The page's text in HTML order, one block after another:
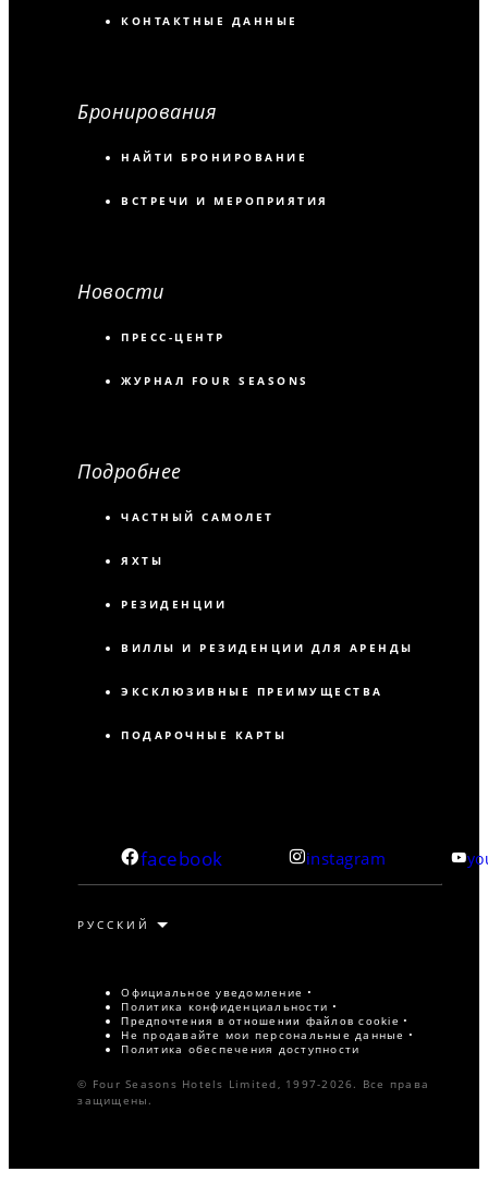
КОНТАКТНЫЕ ДАННЫЕ
Бронирования
НАЙТИ БРОНИРОВАНИЕ
ВСТРЕЧИ И МЕРОПРИЯТИЯ
Новости
ПРЕСС-ЦЕНТР
ЖУРНАЛ FOUR SEASONS
Подробнее
ЧАСТНЫЙ САМОЛЕТ
ЯХТЫ
РЕЗИДЕНЦИИ
ВИЛЛЫ И РЕЗИДЕНЦИИ ДЛЯ АРЕНДЫ
ЭКСКЛЮЗИВНЫЕ ПРЕИМУЩЕСТВА
ПОДАРОЧНЫЕ КАРТЫ
facebook instagram
Официальное уведомление
Политика конфиденциальности
Предпочтения в отношении файлов cookie
Не продавайте мои персональные данные
Политика обеспечения доступности
© Four Seasons Hotels Limited, 1997-2026. Все права
защищены.